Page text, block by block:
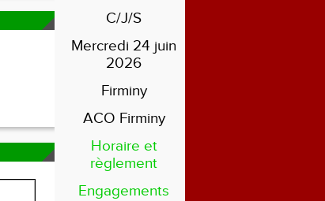
C/J/S
Mercredi 24 juin
2026
Firminy
ACO Firminy
Horaire et
règlement
Engagements